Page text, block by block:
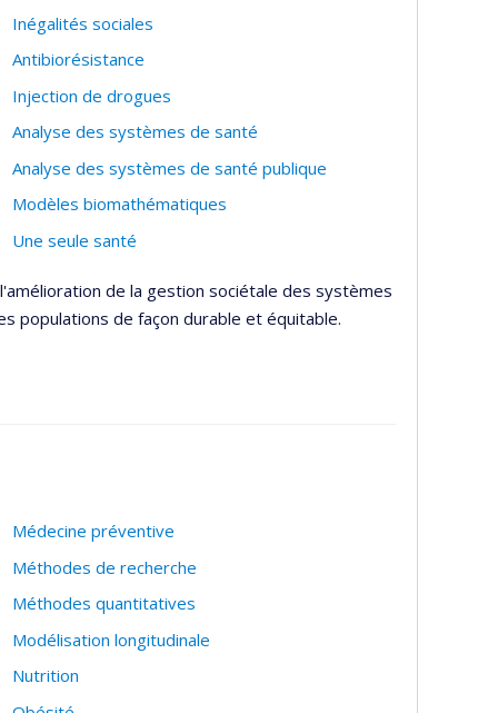
Inégalités sociales
Antibiorésistance
Injection de drogues
Analyse des systèmes de santé
Analyse des systèmes de santé publique
Modèles biomathématiques
Une seule santé
de la gestion sociétale des systèmes
populations de façon durable et équitable.
Médecine préventive
Méthodes de recherche
Méthodes quantitatives
Modélisation longitudinale
Nutrition